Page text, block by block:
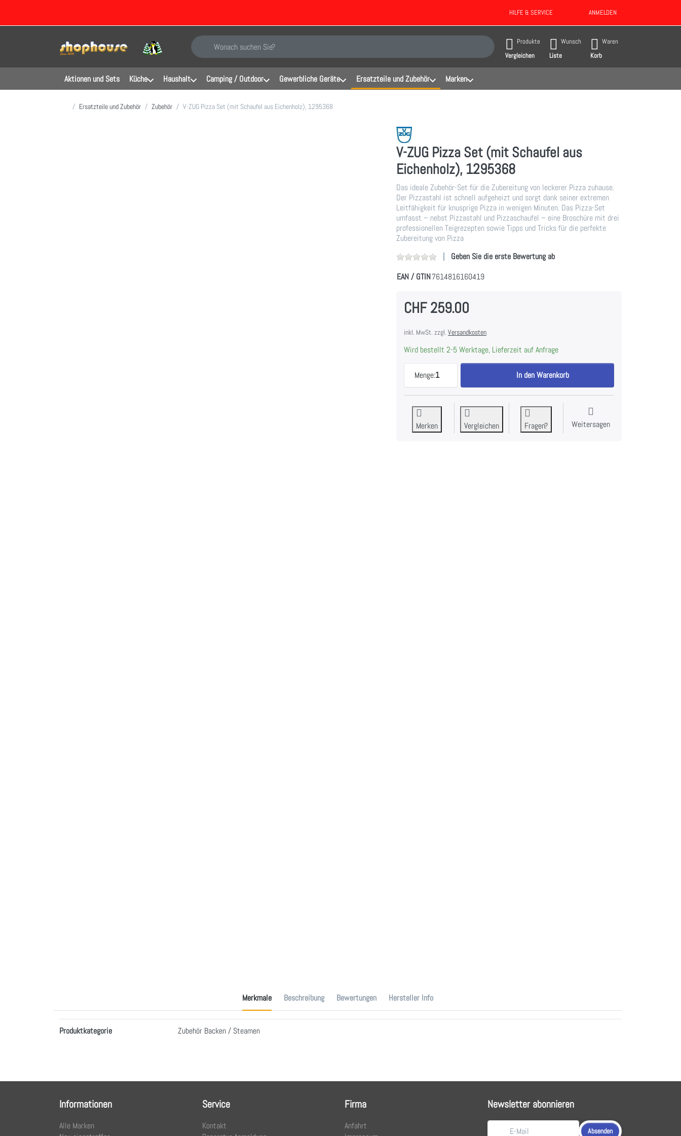
HILFE & SERVICE ANMELDEN
Geben Sie einen Suchbegriff ein. Während Sie tippen, erscheinen automatisch erste Ergebnisse. Drücken Sie die Eingabetaste, um alle Ergebnisse aufzurufen.
Produkte
Vergleichen
Wunsch
Liste
Waren
Korb
Aktionen und Sets Küche Haushalt Camping / Outdoor Gewerbliche Geräte Ersatzteile und Zubehör Marken
Startseite
Ersatzteile und Zubehör Zubehör V-ZUG Pizza Set (mit Schaufel aus Eichenholz), 1295368
V-ZUG Pizza Set (mit Schaufel aus
Eichenholz), 1295368
Das ideale Zubehör-Set für die Zubereitung von leckerer Pizza zuhause.
Der Pizzastahl ist schnell aufgeheizt und sorgt dank seiner extremen
Leitfähigkeit für knusprige Pizza in wenigen Minuten. Das Pizza-Set
umfasst – nebst Pizzastahl und Pizzaschaufel – eine Broschüre mit drei
professionellen Teigrezepten sowie Tipps und Tricks für die perfekte
Zubereitung von Pizza
Geben Sie die erste Bewertung ab
EAN / GTIN7614816160419
CHF 259.00
inkl. MwSt. zzgl. Versandkosten
Wird bestellt 2-5 Werktage, Lieferzeit auf Anfrage
Menge:1
V-ZUG Pizza Set (mit Schaufel aus Eichenholz), 1295368 zu CHF
In den Warenkorb
Merken Vergleichen Fragen? Weitersagen
Merkmale Beschreibung Bewertungen Hersteller Info
Produktkategorie Zubehör Backen / Steamen
Informationen
Alle Marken
Service
Kontakt
Firma
Anfahrt
Newsletter abonnieren
Absenden